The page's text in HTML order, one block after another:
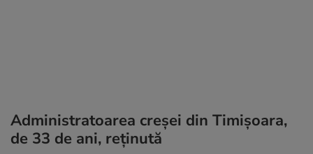
Administratoarea creșei din Timișoara,
de 33 de ani, reținută